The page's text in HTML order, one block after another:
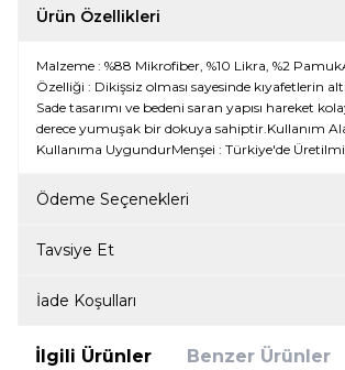
Ürün Özellikleri
Malzeme : %88 Mikrofiber, %10 Likra, %2
Özelliği : Dikişsiz olması sayesinde kıyafetlerin
Sade tasarımı ve bedeni saran yapısı hareket
derece yumuşak bir dokuya sahiptir.Kullanım
Kullanıma UygundurMenşei : Türkiye'de
Ödeme Seçenekleri
Tavsiye Et
İade Koşulları
İlgili Ürünler Benzer Ürünler